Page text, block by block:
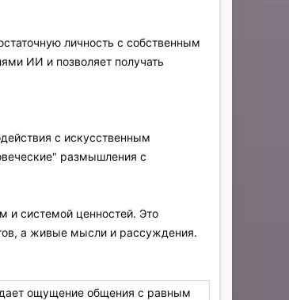
личность с собственным
ИИ и позволяет получать
с искусственным
размышления с
и системой ценностей. Это
а живые мысли и рассуждения.
ощущение общения с равным